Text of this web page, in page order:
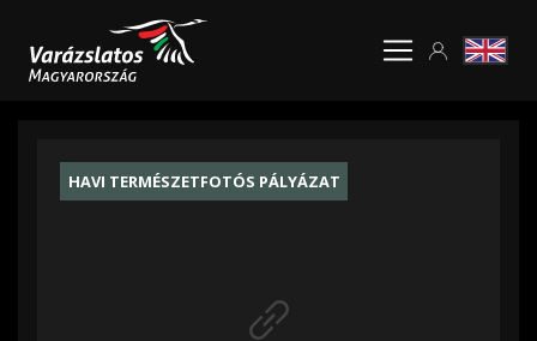
HAVI TERMÉSZETFOTÓS PÁLYÁZAT